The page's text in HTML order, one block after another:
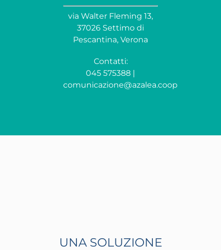
via Walter Fleming 13,
37026 Settimo di
Pescantina, Verona
Contatti:
045 575388 |
comunicazione@azalea.coop
UNA SOLUZIONE